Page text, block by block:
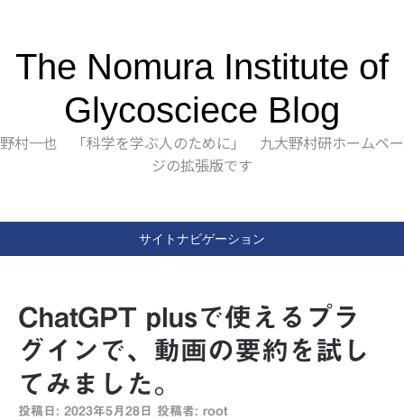
The Nomura Institute of
Glycosciece Blog
野村一也 「科学を学ぶ人のために」 九大野村研ホームペー
ジの拡張版です
サイトナビゲーション
ChatGPT plusで使えるプラ
グインで、動画の要約を試し
てみました。
投稿日: 2023年5月28日 投稿者: root